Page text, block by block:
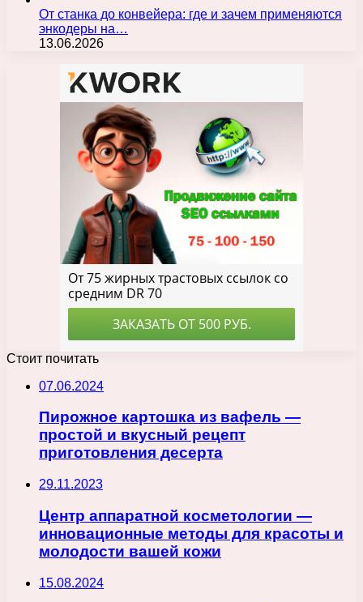
От станка до конвейера: где и зачем применяются
энкодеры на…
13.06.2026
Стоит почитать
07.06.2024
Пирожное картошка из вафель —
простой и вкусный рецепт
приготовления десерта
29.11.2023
Центр аппаратной косметологии —
инновационные методы для красоты и
молодости вашей кожи
15.08.2024